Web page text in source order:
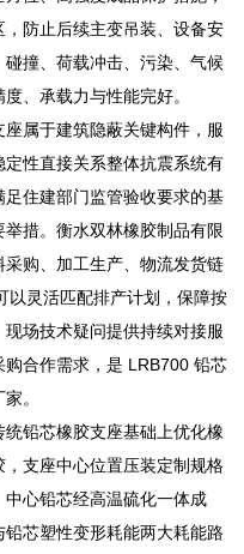
防止后续主变吊装、设备安
撞、荷载冲击、污染、气候
、承载力与性能完好。
属于建筑隐蔽关键构件，服
性直接关系整体抗震系统有
住建部门监管验收要求的基
措。衡水双林橡胶制品有限
购、加工生产、物流发货链
以灵活匹配排产计划，保障按
场技术疑问提供持续对接服
合作需求，是 LRB700 铅芯
。
铅芯橡胶支座基础上优化橡
支座中心位置压装定制规格
心铅芯经高温硫化一体成
芯塑性变形耗能两大耗能路